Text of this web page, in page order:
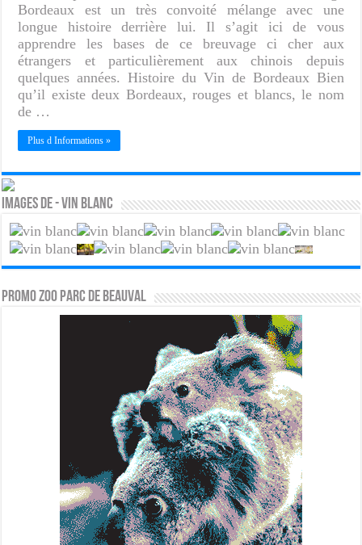
Bordeaux est un très convoité mélange avec une
longue histoire derrière lui. Il s’agit ici de vous
apprendre les bases de ce breuvage ci cher aux
étrangers et particulièrement aux chinois depuis
quelques années. Histoire du Vin de Bordeaux Bien
qu’il existe deux Bordeaux, rouges et blancs, le nom
de …
Plus d Informations »
Images de - Vin blanc
PROMO ZOO PARC DE BEAUVAL